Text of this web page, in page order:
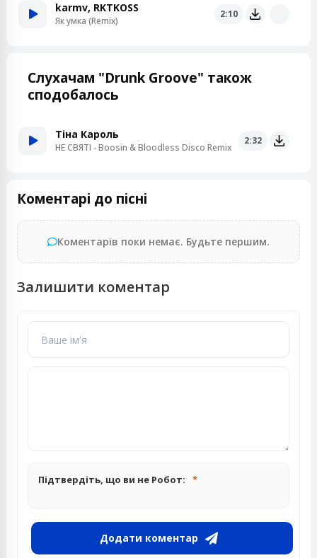
karmv, RKTKOSS
Як умка (Remix)
2:10
Слухачам "Drunk Groove" також
сподобалось
Тіна Кароль
НЕ СВЯТІ - Boosin & Bloodless Disco Remix
2:32
Коментарі до пісні
Коментарів поки немає. Будьте першим.
Залишити коментар
Підтвердіть, що ви не Робот:
Додати коментар